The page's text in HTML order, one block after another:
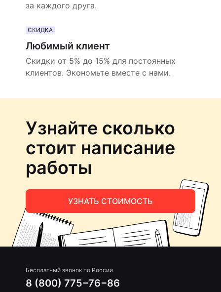
за каждого друга.
СКИДКА
Любимый клиент
Скидки от 5% до 15% для постоянных
клиентов. Экономьте вместе с нами.
Узнайте сколько
стоит написание
работы
УЗНАТЬ СТОИМОСТЬ
Бесплатный звонок по России
8 (800) 775−76−86